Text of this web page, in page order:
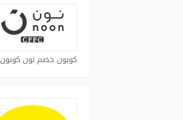
كوبون خصم نون كوبون